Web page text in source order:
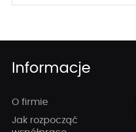
Informacje
O firmie
Jak rozpocząć